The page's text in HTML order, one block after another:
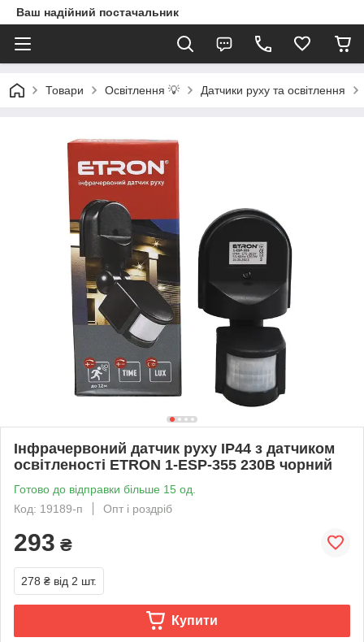
Ваш надійний постачальник
Товари Освітлення 💡 Датчики руху та освітлення
Інфрачервоний датчик руху IP44 з датчиком
освітленості ETRON 1-ESP-355 230В чорний
Готово до відправки більше 15 од.
Код: 19189-п
Опт і роздріб
293 ₴
278 ₴ від 2 шт.
Купити